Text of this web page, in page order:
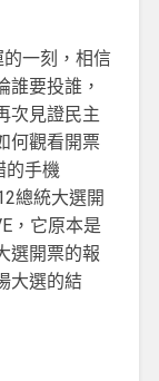
一刻，相信
誰要投誰，
次見證民主
何觀看開票
的手機
總統大選開
，它原本是
選開票的報
大選的結